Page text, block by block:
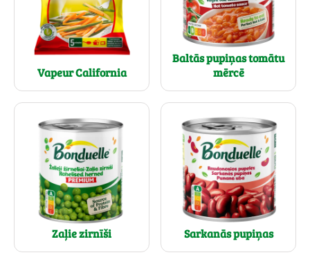
Vapeur California
Baltās pupiņas tomātu
mērcē
Zaļie zirnīši Sarkanās pupiņas